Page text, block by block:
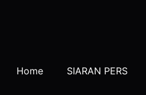
Home SIARAN PERS